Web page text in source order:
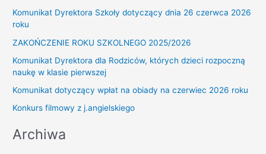
Komunikat Dyrektora Szkoły dotyczący dnia 26 czerwca 2026
roku
ZAKOŃCZENIE ROKU SZKOLNEGO 2025/2026
Komunikat Dyrektora dla Rodziców, których dzieci rozpoczną
naukę w klasie pierwszej
Komunikat dotyczący wpłat na obiady na czerwiec 2026 roku
Konkurs filmowy z j.angielskiego
Archiwa